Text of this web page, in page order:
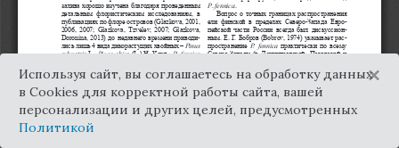
Используя сайт, вы соглашаетесь на обработку данных
в Cookies для корректной работы сайта, вашей
персонализации и других целей, предусмотренных
Политикой
×